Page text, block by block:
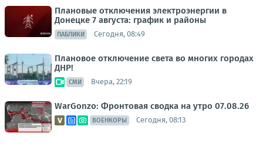
Плановые отключения электроэнергии в
Донецке 7 августа: график и районы
ПАБЛИКИ Сегодня, 08:49
Плановое отключение света во многих городах
ДНР!
СМИ Вчера, 22:19
WarGonzo: Фронтовая сводка на утро 07.08.26
ВОЕНКОРЫ Сегодня, 08:13